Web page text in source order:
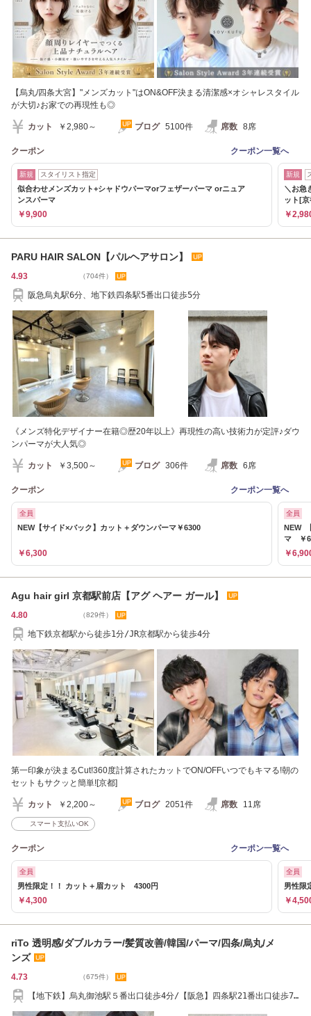
【烏丸/四条大宮】"メンズカット"はON&OFF決まる清潔感×オシャレスタイル
が大切♪お家での再現性も◎
カット ￥2,980～ ブログ 5100件 席数 8席
クーポン クーポン一覧へ
新規 スタイリスト指定
似合わせメンズカット+シャドウパーマorフェザーパーマ orニュア
ンスパーマ
￥9,900
新規
＼お急
ット[
￥
PARU HAIR SALON【パルヘアサロン】
4.93 （704件）
阪急烏丸駅6分、地下鉄四条駅5番出口徒歩5分
《メンズ特化デザイナー在籍◎歴20年以上》再現性の高い技術力が定評♪ダウ
ンパーマが大人気◎
カット ￥3,500～ ブログ 306件 席数 6席
クーポン クーポン一覧へ
全員
NEW【サイド×バック】カット＋ダウンパーマ￥6300
￥6,300
全員
NEW
マ ￥
￥
Agu hair girl 京都駅前店【アグ ヘアー ガール】
4.80 （829件）
地下鉄京都駅から徒歩1分/JR京都駅から徒歩4分
第一印象が決まるCut!360度計算されたカットでON/OFFいつでもキマる!朝の
セットもサクッと簡単![京都]
カット ￥2,200～ ブログ 2051件 席数 11席
スマート支払いOK
クーポン クーポン一覧へ
全員
男性限定！！ カット＋眉カット 4300円
￥4,300
全員
男性限
￥
riTo 透明感/ダブルカラー/髪質改善/韓国/パーマ/四条/烏丸/メ
ンズ
4.73 （675件）
【地下鉄】烏丸御池駅５番出口徒歩4分/【阪急】四条駅21番出口徒歩7